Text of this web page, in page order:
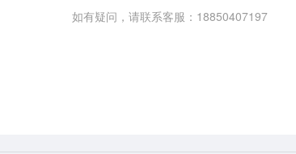
如有疑问，请联系客服：18850407197